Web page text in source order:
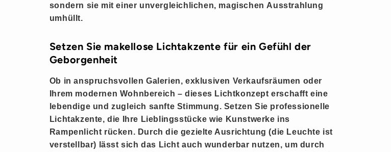
sondern sie mit einer unvergleichlichen, magischen Ausstrahlung
umhüllt.
Setzen Sie makellose Lichtakzente für ein Gefühl der
Geborgenheit
Ob in anspruchsvollen Galerien, exklusiven Verkaufsräumen oder
Ihrem modernen Wohnbereich – dieses Lichtkonzept erschafft eine
lebendige und zugleich sanfte Stimmung. Setzen Sie professionelle
Lichtakzente, die Ihre Lieblingsstücke wie Kunstwerke ins
Rampenlicht rücken. Durch die gezielte Ausrichtung (die Leuchte ist
verstellbar) lässt sich das Licht auch wunderbar nutzen, um durch